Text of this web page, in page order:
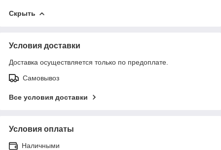
Скрыть
Условия доставки
Доставка осуществляется только по предоплате.
Самовывоз
Все условия доставки
Условия оплаты
Наличными